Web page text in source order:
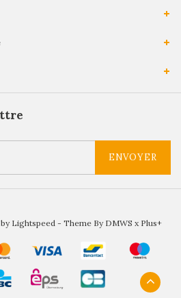
ENVOYER
Lightspeed - Theme By DMWS x Plus+